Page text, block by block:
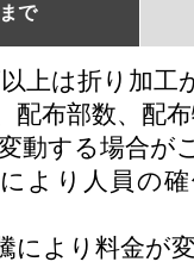
で
上は折り加工
配布部数、配
動する場合が
より人員の
により料金が